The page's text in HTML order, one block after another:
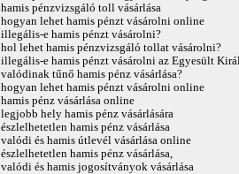
hamis pénzvizsgáló toll vásárlása
hogyan lehet hamis pénzt vásárolni online
illegális-e hamis pénzt vásárolni?
hol lehet hamis pénzvizsgáló tollat ​​vásárolni?
illegális-e hamis pénzt vásárolni az Egyesült
valódinak tűnő hamis pénz vásárlása?
hogyan lehet hamis pénzt vásárolni online
hamis pénz vásárlása online
legjobb hely hamis pénz vásárlására
észlelhetetlen hamis pénz vásárlása
valódi és hamis útlevél vásárlása online
észlelhetetlen hamis pénz vásárlása,
valódi és hamis jogosítványok vásárlása